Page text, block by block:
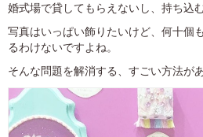
婚式場で貸してもらえないし、持ち込
写真はいっぱい飾りたいけど、何十個
るわけないですよね。
そんな問題を解消する、すごい方法が